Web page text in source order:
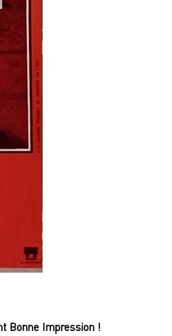
Affiche
de
Bonne Impression !